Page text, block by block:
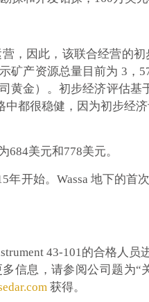
因此，该联合经营的
产资源总量目前为 3，
黄金）。初步经济评估
都很稳健，因为初步经
美元和778美元。
开始。Wassa 地下的
43-101的合格人
信息，请参阅公司题为
获得。